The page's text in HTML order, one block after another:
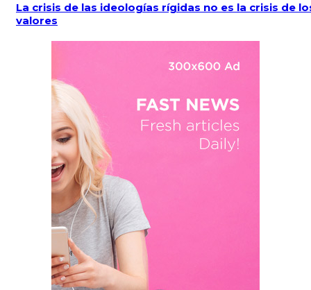
La crisis de las ideologías rígidas no es la crisis de
valores